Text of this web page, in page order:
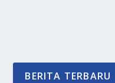
BERITA TERBARU